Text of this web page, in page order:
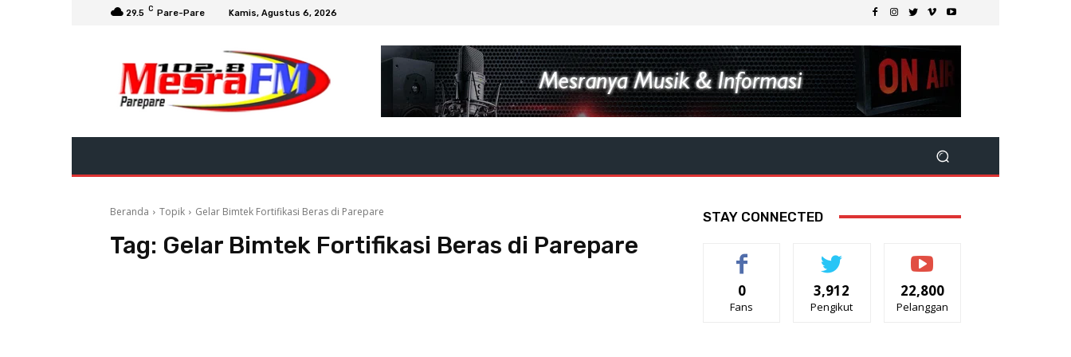
29.5 C Pare-Pare Kamis, Agustus 6, 2026
Beranda Topik Gelar Bimtek Fortifikasi Beras di Parepare
Tag: Gelar Bimtek Fortifikasi Beras di Parepare
STAY CONNECTED
0
Fans
3,912
Pengikut
22,800
Pelanggan